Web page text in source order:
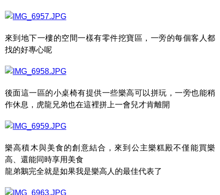
來到地下一樓的空間一樣有零件挖寶區，一旁的每個客人都
找的好專心呢
後面這一區的小桌椅有提供一些樂高可以拼玩，一旁也能稍
作休息，虎龍兄弟也在這裡拼上一會兒才肯離開
樂高積木與美食的創意結合，來到公主樂糕殿不僅能買樂
高、還能同時享用美食
龍弟鵝完全就是如果我是樂高人的最佳代表了